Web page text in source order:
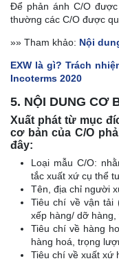
Để phản ánh C/O
thường các C/O được
»» Tham khảo: Nội
EXW là gì? Trách
Incoterms 2020
5. NỘI DUNG CƠ
Xuất phát từ mục
cơ bản của C/O
đây:
Loại mẫu C/O:
tắc xuất xứ cụ thể
Tên, địa chỉ người
Tiêu chí về vận tải
xếp hàng/ dỡ
Tiêu chí về hàng
hàng hoá, trọng
Tiêu chí về xuất xứ